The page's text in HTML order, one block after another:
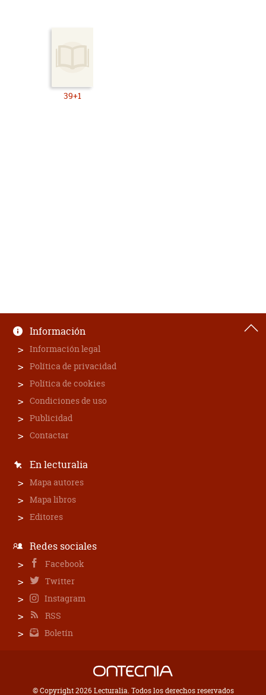
39+1
Información
Información legal
Política de privacidad
Política de cookies
Condiciones de uso
Publicidad
Contactar
En lecturalia
Mapa autores
Mapa libros
Editores
Redes sociales
Facebook
Twitter
Instagram
RSS
Boletín
© Copyright 2026 Lecturalia. Todos los derechos reservados